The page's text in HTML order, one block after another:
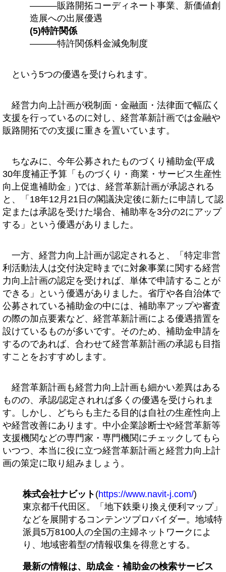
―――販路開拓コーディネート事業、新価値創
造展への出展優遇
(5)特許関係
―――特許関係料金減免制度
という5つの優遇を受けられます。
経営力向上計画が税制面・金融面・法律面で幅広く
支援を行っているのに対し、経営革新計画では金融や
販路開拓での支援に重きを置いています。
ちなみに、今年公募されたものづくり補助金(平成
30年度補正予算「ものづくり・商業・サービス生産性
向上促進補助金」)では、経営革新計画が承認される
と、「18年12月21日の閣議決定後に新たに申請して認
定または承認を受けた場合、補助率を3分の2にアップ
する」という優遇がありました。
一方、経営力向上計画が認定されると、「特定非営
利活動法人は交付決定時までに対象事業に関する経営
力向上計画の認定を受ければ、単体で申請することが
できる」という優遇がありました。省庁や各自治体で
公募されている補助金の中には、補助率アップや審査
の際の加点要素など、経営革新計画による優遇措置を
設けているものが多いです。そのため、補助金申請を
するのであれば、合わせて経営革新計画の承認も目指
すことをおすすめします。
経営革新計画も経営力向上計画も細かい差異はある
ものの、承認/認定されれば多くの優遇を受けられま
す。しかし、どちらも主たる目的は自社の生産性向上
や経営改善にあります。中小企業診断士や経営革新等
支援機関などの専門家・専門機関にチェックしてもら
いつつ、本当に役に立つ経営革新計画と経営力向上計
画の策定に取り組みましょう。
株式会社ナビット (https://www.navit-j.com/)
東京都千代田区。「地下鉄乗り換え便利マップ」
などを展開するコンテンツプロバイダー。地域特
派員5万8100人の全国の主婦ネットワークによ
り、地域密着型の情報収集を得意とする。
最新の情報は、助成金・補助金の検索サービス